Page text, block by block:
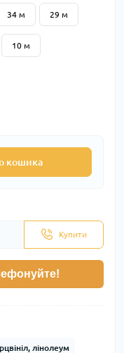
34 м 29 м
10 м
кошика
Купити
лінолеум